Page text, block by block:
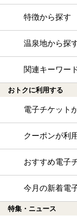
特徴から探す
温泉地から探
関連キーワー
おトクに利用する
電子チケット
クーポンが利
おすすめ電子
今月の新着電
特集・ニュース